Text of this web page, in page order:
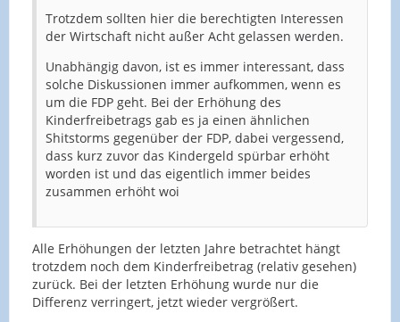
Trotzdem sollten hier die berechtigten Interessen
der Wirtschaft nicht außer Acht gelassen werden.
Unabhängig davon, ist es immer interessant, dass
solche Diskussionen immer aufkommen, wenn es
um die FDP geht. Bei der Erhöhung des
Kinderfreibetrags gab es ja einen ähnlichen
Shitstorms gegenüber der FDP, dabei vergessend,
dass kurz zuvor das Kindergeld spürbar erhöht
worden ist und das eigentlich immer beides
zusammen erhöht woi
Alle Erhöhungen der letzten Jahre betrachtet hängt
trotzdem noch dem Kinderfreibetrag (relativ gesehen)
zurück. Bei der letzten Erhöhung wurde nur die
Differenz verringert, jetzt wieder vergrößert.